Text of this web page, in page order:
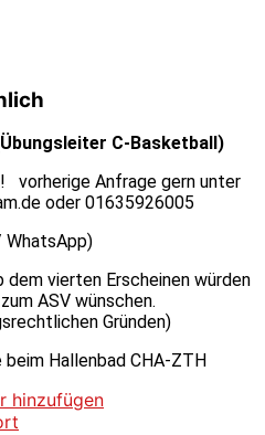
C-Basketball)
vorherige Anfrage gern unter
oder 01635926005
WhatsApp)
vierten Erscheinen würden
ASV wünschen.
Gründen)
Hallenbad CHA-ZTH
hinzufügen